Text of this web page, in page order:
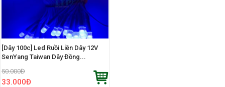
[Dây 100c] Led Ruồi Liền Dây 12V
SenYang Taiwan Dây Đồng...
50.000Đ
33.000Đ